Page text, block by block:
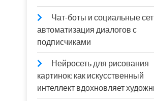
Чат-боты и социальные
автоматизация диалогов с
подписчиками
Нейросеть для рисования
картинок: как искусственный
интеллект вдохновляет